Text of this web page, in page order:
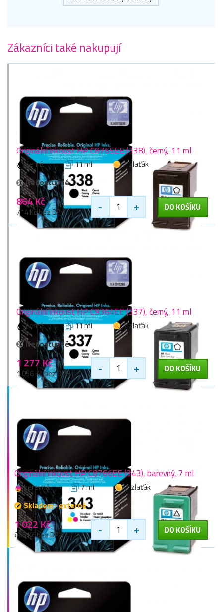
Zákazníci také nakupují
Originální inkoust HP C8765EE (338), černý, 11 ml
černá 11 ml
1 zlaťák
Nedostupné
864 Kč
714 Kč bez DPH - + DO KOŠÍKU
Originální inkoust HP C9364EE (337), černý, 11 ml
černá 11 ml
1 zlaťák
Nedostupné
1 277 Kč
1 056 Kč bez DPH - + DO KOŠÍKU
Originální inkoust HP C8766EE (343), barevný, 7 ml
barevná 7 ml
1 zlaťák
Skladem - externě
1 022 Kč
845 Kč bez DPH - + DO KOŠÍKU